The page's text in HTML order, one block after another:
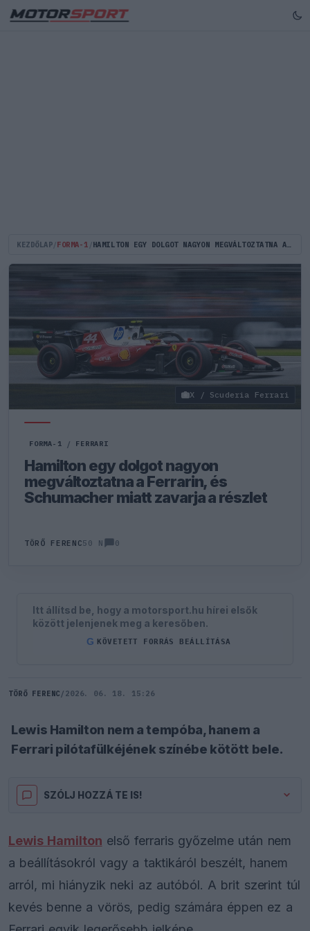
KEZDŐLAP FORMA-1 HAMILTON EGY DOLGOT NAGYON MEGVÁLTOZTATNA A FERRARIN, ÉS SCHUMACHER MIATT ZAVARJA A RÉSZLET
X / Scuderia Ferrari
FORMA-1 / FERRARI
Hamilton egy dolgot nagyon
megváltoztatna a Ferrarin, és
Schumacher miatt zavarja a részlet
TÖRŐ FERENC50 N 0
Itt állítsd be, hogy a motorsport.hu hírei elsők
között jelenjenek meg a keresőben.
G KÖVETETT FORRÁS BEÁLLÍTÁSA
TÖRŐ FERENC / 2026. 06. 18. 15:26
Lewis Hamilton nem a tempóba, hanem a
Ferrari pilótafülkéjének színébe kötött bele.
SZÓLJ HOZZÁ TE IS!
Lewis Hamilton első ferraris győzelme után nem
a beállításokról vagy a taktikáról beszélt, hanem
arról, mi hiányzik neki az autóból. A brit szerint túl
kevés benne a vörös, pedig számára éppen ez a